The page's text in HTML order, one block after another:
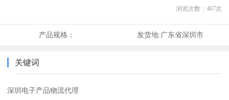
浏览次数： 467次
产品规格： 发货地:广东省深圳市
关键词
深圳电子产品物流代理